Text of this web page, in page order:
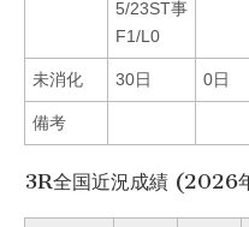
5/23ST事
F1/L0
未消化 30日 0日
備考
3R全国近況成績 (2026